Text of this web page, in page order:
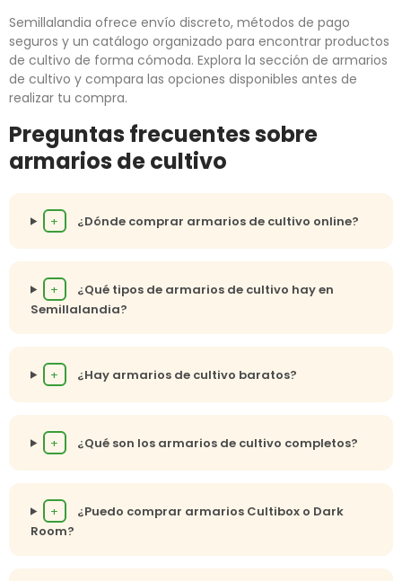
Semillalandia ofrece envío discreto, métodos de pago
seguros y un catálogo organizado para encontrar productos
de cultivo de forma cómoda. Explora la sección de armarios
de cultivo y compara las opciones disponibles antes de
realizar tu compra.
Preguntas frecuentes sobre
armarios de cultivo
+ ¿Dónde comprar armarios de cultivo online?
+
¿Qué tipos de armarios de cultivo hay en
Semillalandia?
+ ¿Hay armarios de cultivo baratos?
+ ¿Qué son los armarios de cultivo completos?
+
¿Puedo comprar armarios Cultibox o Dark
Room?